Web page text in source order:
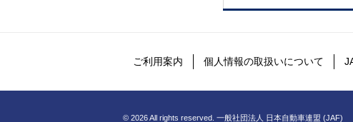
ご利用案内 個人情報の取扱いについて
© 2026 All rights reserved. 一般社団法人 日本自動車連盟 (JAF)